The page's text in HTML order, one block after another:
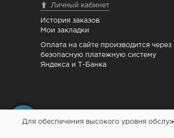
Личный кабинет
История заказов
Мои закладки
Оплата на сайте производится через
безопасную платежную систему
Яндекса и Т-Банка
Для обеспечения высокого уровня